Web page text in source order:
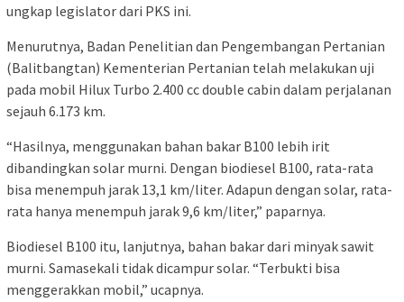
ungkap legislator dari PKS ini.
Menurutnya, Badan Penelitian dan Pengembangan Pertanian
(Balitbangtan) Kementerian Pertanian telah melakukan uji
pada mobil Hilux Turbo 2.400 cc double cabin dalam perjalanan
sejauh 6.173 km.
“Hasilnya, menggunakan bahan bakar B100 lebih irit
dibandingkan solar murni. Dengan biodiesel B100, rata-rata
bisa menempuh jarak 13,1 km/liter. Adapun dengan solar, rata-
rata hanya menempuh jarak 9,6 km/liter,” paparnya.
Biodiesel B100 itu, lanjutnya, bahan bakar dari minyak sawit
murni. Samasekali tidak dicampur solar. “Terbukti bisa
menggerakkan mobil,” ucapnya.